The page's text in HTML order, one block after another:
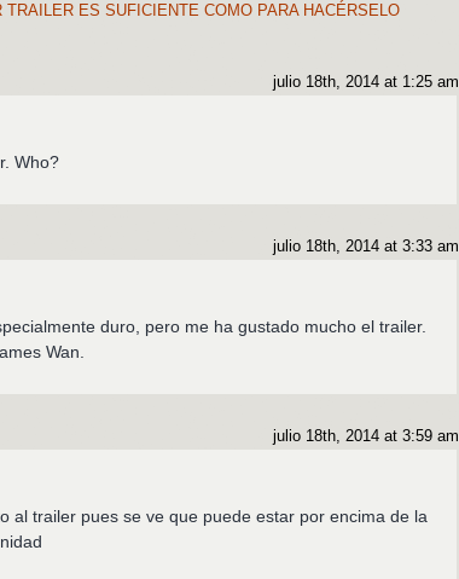
ES SUFICIENTE COMO PARA HACÉRSELO
julio 18th, 2014 at 1:25 am
Who?
julio 18th, 2014 at 3:33 am
duro, pero me ha gustado mucho el trailer.
Wan.
julio 18th, 2014 at 3:59 am
al trailer pues se ve que puede estar por encima de la